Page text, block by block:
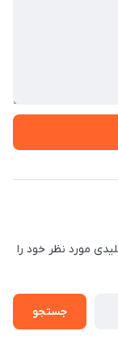
مورد نظر خود را
جستجو